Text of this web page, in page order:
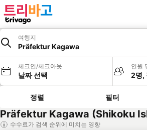
여행지
Präfektur Kagawa
체크인/체크아웃
날짜 선택
인원
2명,
정렬 필터
Präfektur Kagawa (Shikoku
수수료가 검색 순위에 미치는 영향